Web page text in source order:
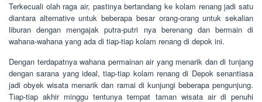
Terkecuali olah raga air, pastinya bertandang ke kolam renang jadi satu
diantara alternative untuk beberapa besar orang-orang untuk sekalian
liburan dengan mengajak putra-putri nya berenang dan bermain di
wahana-wahana yang ada di tiap-tiap kolam renang di depok ini.
Dengan terdapatnya wahana permainan air yang menarik dan di tunjang
dengan sarana yang ideal, tiap-tiap kolam renang di Depok senantiasa
jadi obyek wisata menarik dan ramai di kunjungi beberapa pengunjung.
Tiap-tiap akhir minggu tentunya tempat taman wisata air di penuhi